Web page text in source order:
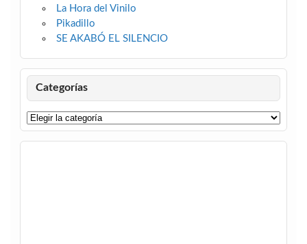
La Hora del Vinilo
Pikadillo
SE AKABÓ EL SILENCIO
Categorías
Categorías